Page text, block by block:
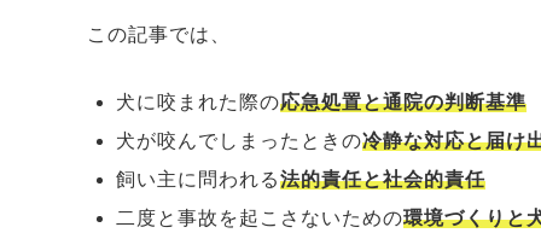
この記事では、
犬に咬まれた際の応急処置と通院の判断基準
犬が咬んでしまったときの冷静な対応と届け
飼い主に問われる法的責任と社会的責任
二度と事故を起こさないための環境づくりと